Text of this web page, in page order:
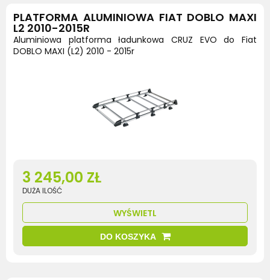
PLATFORMA ALUMINIOWA FIAT DOBLO MAXI
L2 2010-2015R
Aluminiowa platforma ładunkowa CRUZ EVO do Fiat
DOBLO MAXI (L2) 2010 - 2015r
3 245,00 ZŁ
DUŻA ILOŚĆ
WYŚWIETL
DO KOSZYKA